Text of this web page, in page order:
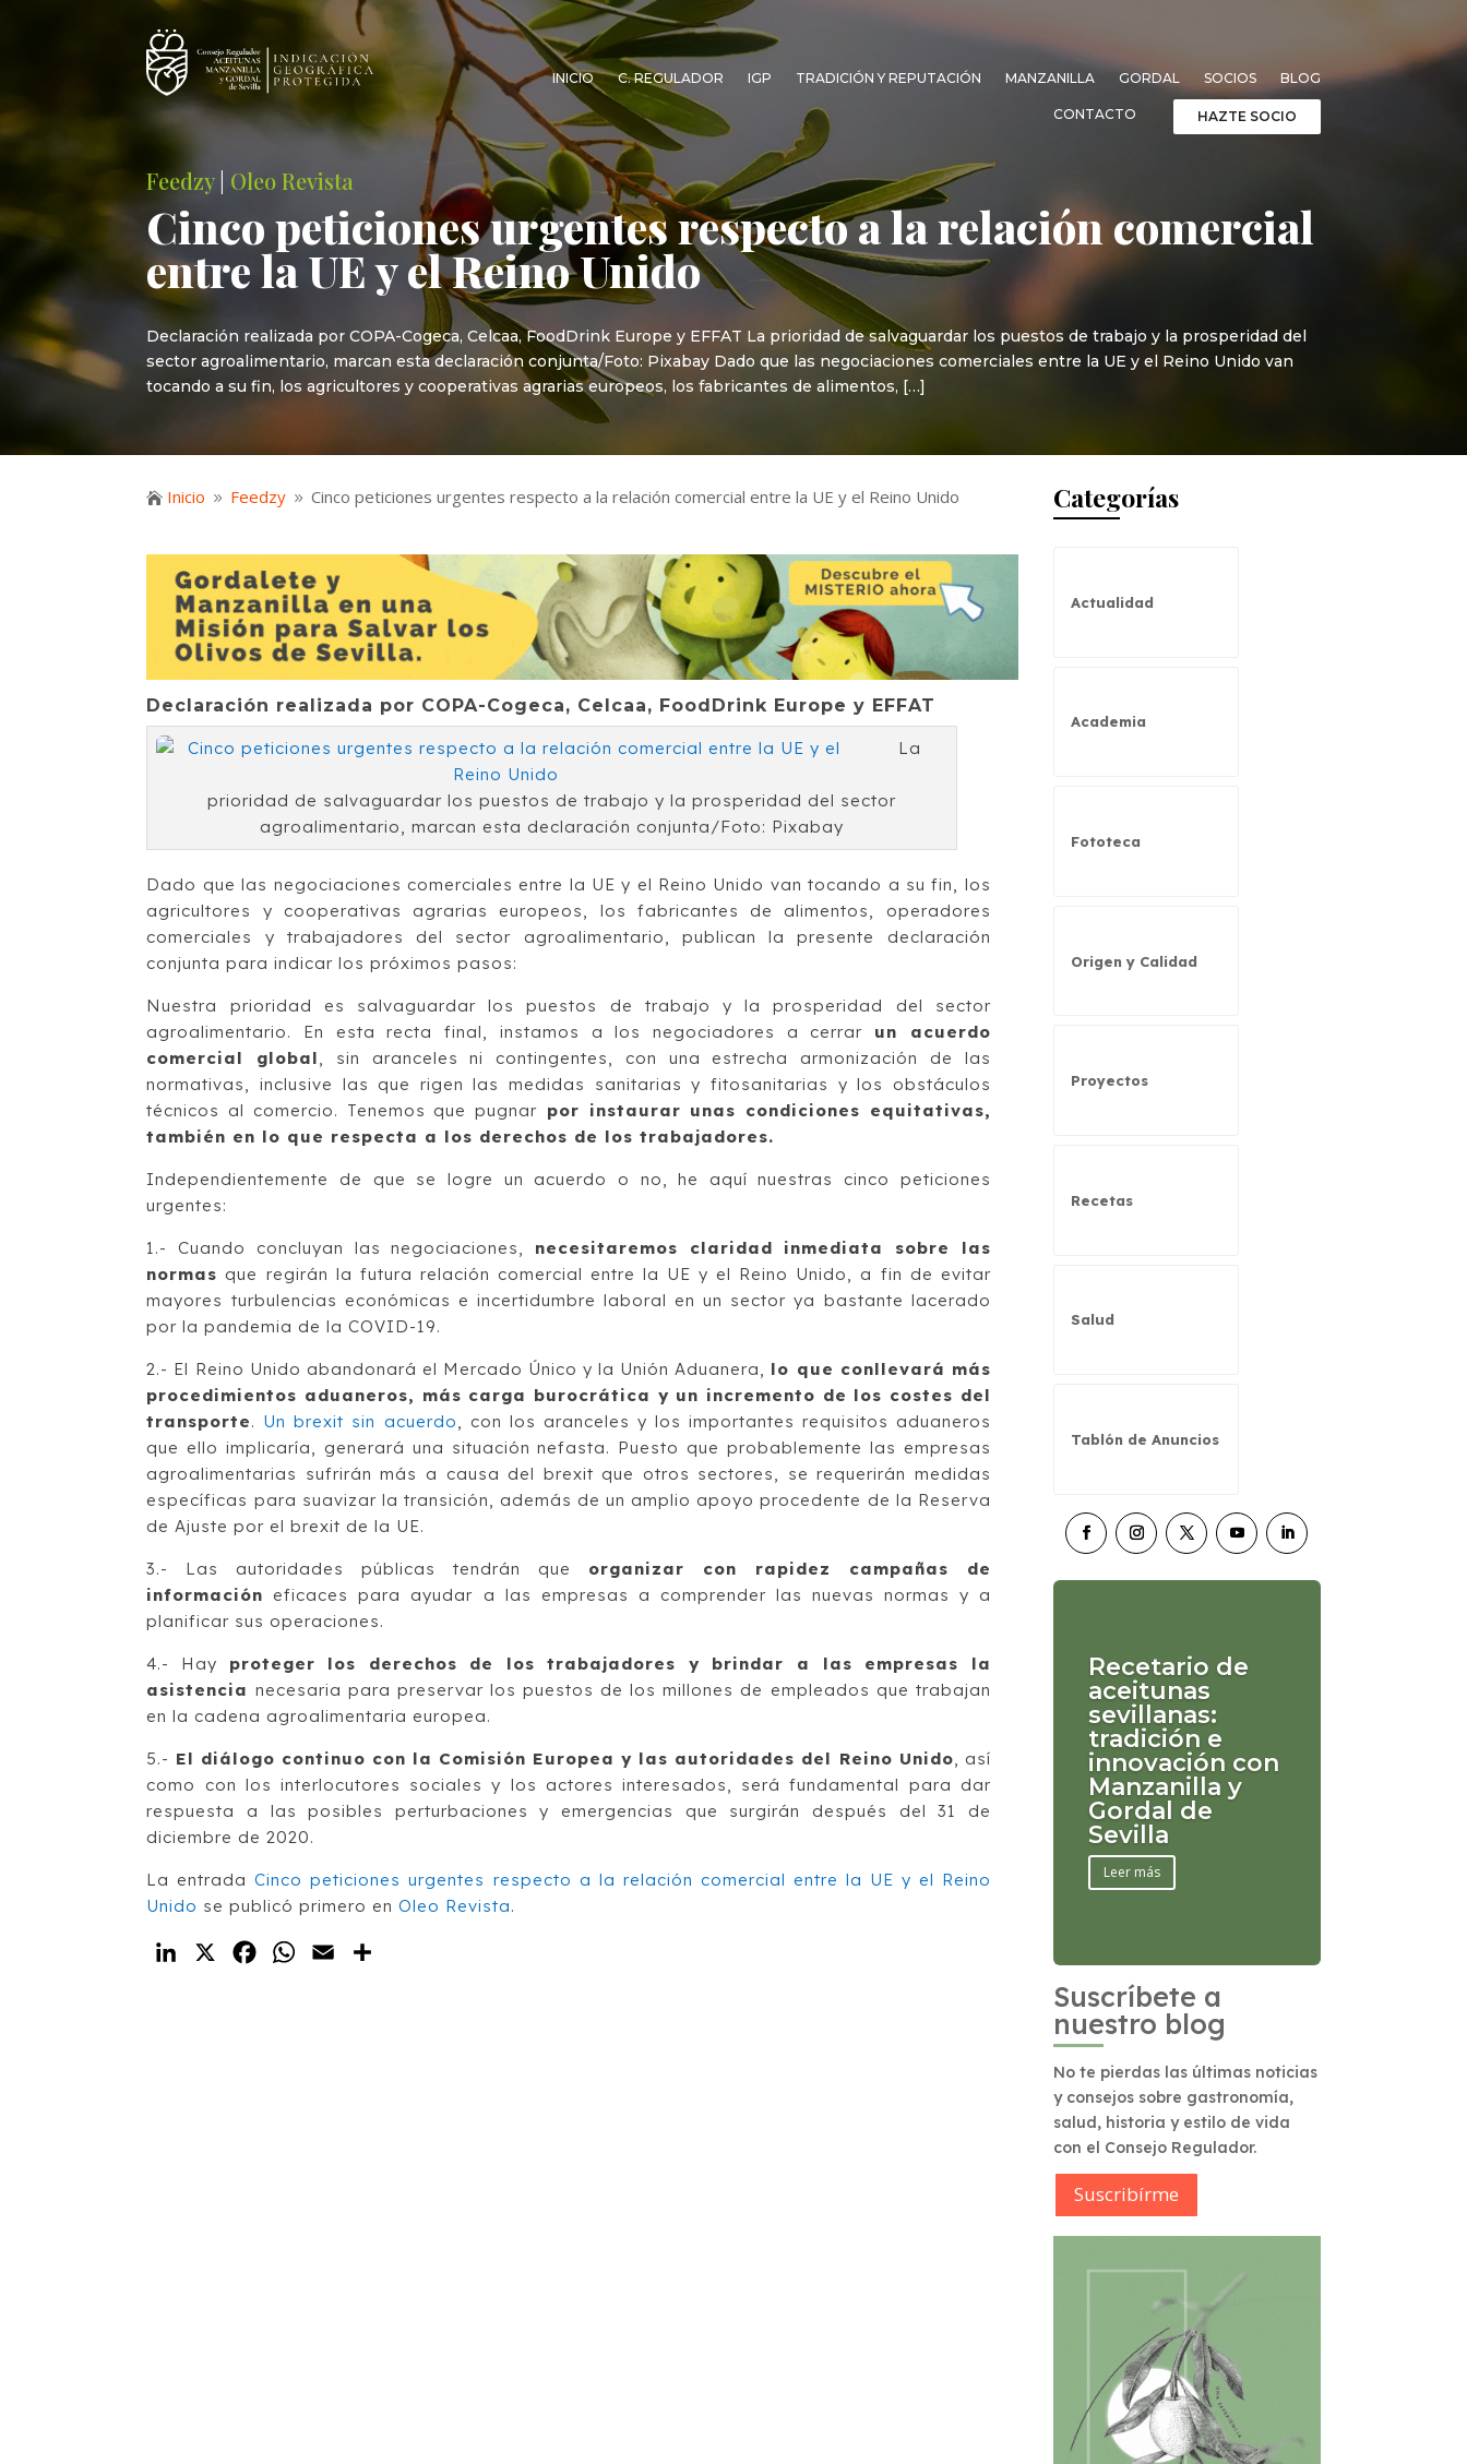
INICIO C. REGULADOR IGP TRADICIÓN Y REPUTACIÓN MANZANILLA GORDAL SOCIOS BLOG
CONTACTO HAZTE SOCIO
Feedzy| Oleo Revista
Cinco peticiones urgentes respecto a la relación comercial
entre la UE y el Reino Unido
Declaración realizada por COPA-Cogeca, Celcaa, FoodDrink Europe y EFFAT La prioridad de salvaguardar los puestos de trabajo y la prosperidad del
sector agroalimentario, marcan esta declaración conjunta/Foto: Pixabay Dado que las negociaciones comerciales entre la UE y el Reino Unido van
tocando a su fin, los agricultores y cooperativas agrarias europeos, los fabricantes de alimentos, […]
 Inicio 9 Feedzy 9 Cinco peticiones urgentes respecto a la relación comercial entre la UE y el Reino Unido
Declaración realizada por COPA-Cogeca, Celcaa, FoodDrink Europe y EFFAT
La
prioridad de salvaguardar los puestos de trabajo y la prosperidad del sector
agroalimentario, marcan esta declaración conjunta/Foto: Pixabay
Dado que las negociaciones comerciales entre la UE y el Reino Unido van tocando a su fin, los
agricultores y cooperativas agrarias europeos, los fabricantes de alimentos, operadores
comerciales y trabajadores del sector agroalimentario, publican la presente declaración
conjunta para indicar los próximos pasos:
Nuestra prioridad es salvaguardar los puestos de trabajo y la prosperidad del sector
agroalimentario. En esta recta final, instamos a los negociadores a cerrar un acuerdo
comercial global, sin aranceles ni contingentes, con una estrecha armonización de las
normativas, inclusive las que rigen las medidas sanitarias y fitosanitarias y los obstáculos
técnicos al comercio. Tenemos que pugnar por instaurar unas condiciones equitativas,
también en lo que respecta a los derechos de los trabajadores.
Independientemente de que se logre un acuerdo o no, he aquí nuestras cinco peticiones
urgentes:
1.- Cuando concluyan las negociaciones, necesitaremos claridad inmediata sobre las
normas que regirán la futura relación comercial entre la UE y el Reino Unido, a fin de evitar
mayores turbulencias económicas e incertidumbre laboral en un sector ya bastante lacerado
por la pandemia de la COVID-19.
2.- El Reino Unido abandonará el Mercado Único y la Unión Aduanera, lo que conllevará más
procedimientos aduaneros, más carga burocrática y un incremento de los costes del
transporte. Un brexit sin acuerdo, con los aranceles y los importantes requisitos aduaneros
que ello implicaría, generará una situación nefasta. Puesto que probablemente las empresas
agroalimentarias sufrirán más a causa del brexit que otros sectores, se requerirán medidas
específicas para suavizar la transición, además de un amplio apoyo procedente de la Reserva
de Ajuste por el brexit de la UE.
3.- Las autoridades públicas tendrán que organizar con rapidez campañas de
información eficaces para ayudar a las empresas a comprender las nuevas normas y a
planificar sus operaciones.
4.- Hay proteger los derechos de los trabajadores y brindar a las empresas la
asistencia necesaria para preservar los puestos de los millones de empleados que trabajan
en la cadena agroalimentaria europea.
5.- El diálogo continuo con la Comisión Europea y las autoridades del Reino Unido, así
como con los interlocutores sociales y los actores interesados, será fundamental para dar
respuesta a las posibles perturbaciones y emergencias que surgirán después del 31 de
diciembre de 2020.
La entradaCinco peticiones urgentes respecto a la relación comercial entre la UE y el Reino
Unido se publicó primero enOleo Revista.
LinkedIn
X FacebookWhatsApp
Email
Categorías
Actualidad
Academia
Fototeca
Origen y Calidad
Proyectos
Recetas
Salud
Tablón de Anuncios
Recetario de
aceitunas
sevillanas:
tradición e
innovación con
Manzanilla y
Gordal de
Sevilla
Leer más
Suscríbete a
nuestro blog
No te pierdas las últimas noticias
y consejos sobre gastronomía,
salud, historia y estilo de vida
con el Consejo Regulador.
Suscribírme